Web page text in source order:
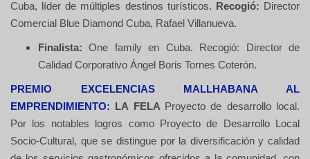
Cuba, líder de múltiples destinos turísticos.
Recogió: Director
Comercial Blue Diamond Cuba, Rafael Villanueva.
Finalista:One family en Cuba. Recogió: Director de
Calidad Corporativo Ángel Boris Tornes Coterón.
PREMIO EXCELENCIAS MALLHABANA AL
EMPRENDIMIENTO: LA FELA Proyecto de desarrollo local.
Por los notables logros como Proyecto de Desarrollo Local
Socio-Cultural, que se distingue por la diversificación y calidad